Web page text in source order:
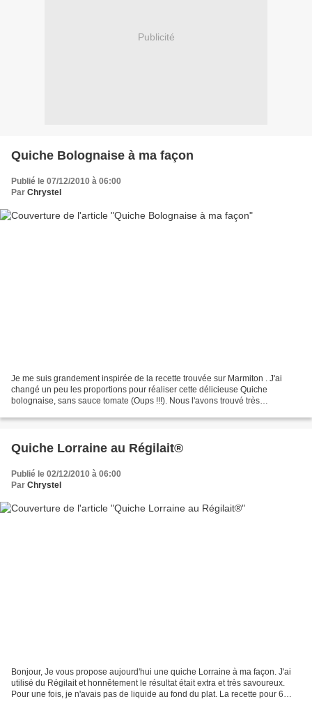
Publicité
Quiche Bolognaise à ma façon
Publié le 07/12/2010 à 06:00
Par Chrystel
Je me suis grandement inspirée de la recette trouvée sur Marmiton . J'ai
changé un peu les proportions pour réaliser cette délicieuse Quiche
bolognaise, sans sauce tomate (Oups !!!). Nous l'avons trouvé très
Quiche Lorraine au Régilait®
Publié le 02/12/2010 à 06:00
Par Chrystel
Bonjour, Je vous propose aujourd'hui une quiche Lorraine à ma façon. J'ai
utilisé du Régilait et honnêtement le résultat était extra et très savoureux.
Pour une fois, je n'avais pas de liquide au fond du plat. La recette pour 6